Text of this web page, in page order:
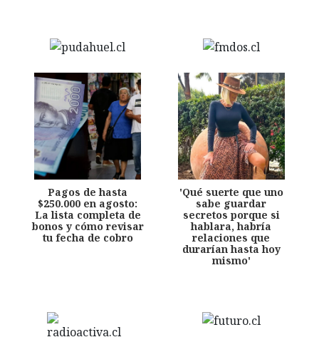
Pagos de hasta
$250.000 en agosto:
La lista completa de
bonos y cómo revisar
tu fecha de cobro
'Qué suerte que uno
sabe guardar
secretos porque si
hablara, habría
relaciones que
durarían hasta hoy
mismo'